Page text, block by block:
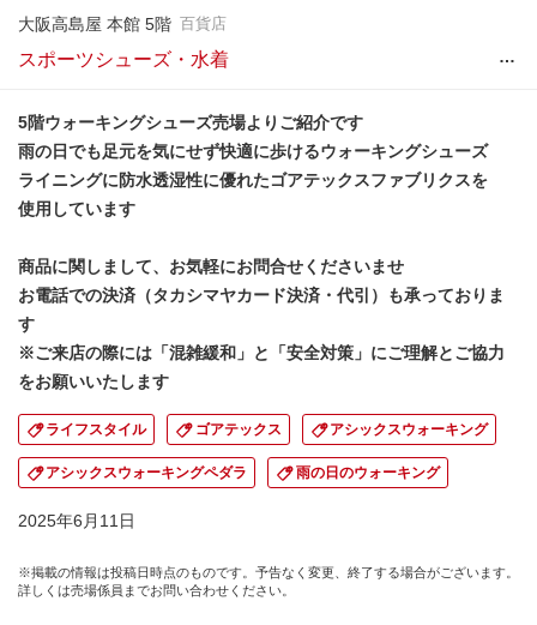
大阪高島屋 本館 5階 百貨店
スポーツシューズ・水着 …
5階ウォーキングシューズ売場よりご紹介です
雨の日でも足元を気にせず快適に歩けるウォーキングシューズ
ライニングに防水透湿性に優れたゴアテックスファブリクスを
使用しています
商品に関しまして、お気軽にお問合せくださいませ
お電話での決済（タカシマヤカード決済・代引）も承っておりま
す
※ご来店の際には「混雑緩和」と「安全対策」にご理解とご協力
をお願いいたします
ライフスタイル ゴアテックス アシックスウォーキング
アシックスウォーキングペダラ 雨の日のウォーキング
2025年6月11日
※掲載の情報は投稿日時点のものです。予告なく変更、終了する場合がございます。
詳しくは売場係員までお問い合わせください。